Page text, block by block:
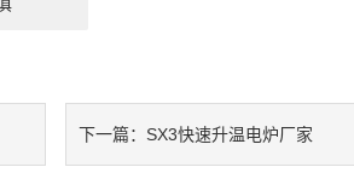
下一篇： SX3快速升温电炉厂家